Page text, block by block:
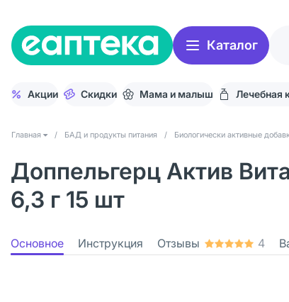
Каталог
Акции Скидки Мама и малыш Лечебная
Главная / БАД и продукты питания / Биологически активные
Доппельгерц Актив
6,3 г 15 шт
Основное Инструкция Отзывы 4